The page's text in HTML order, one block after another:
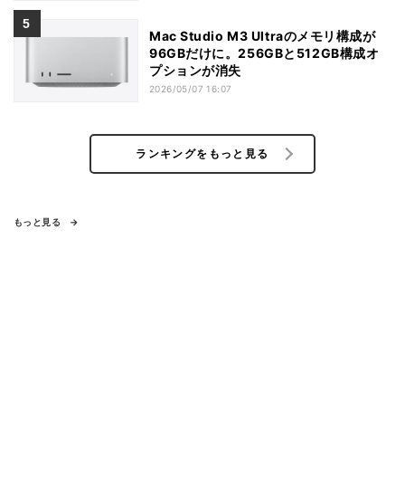
Mac Studio M3 Ultraのメモリ構成が
96GBだけに。256GBと512GB構成オ
プションが消失
2026/05/07 16:07
ランキングをもっと見る
もっと見る